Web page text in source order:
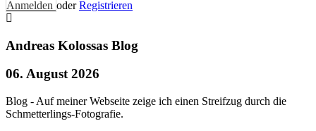
Anmelden oderRegistrieren
Andreas Kolossas Blog
06. August 2026
Blog - Auf meiner Webseite zeige ich einen Streifzug durch die
Schmetterlings-Fotografie.